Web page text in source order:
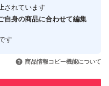
心・安全なユーザーです
引を完了させた実績があります
されています
自身の商品に合わせて編集
す
商品情報コピー機能について